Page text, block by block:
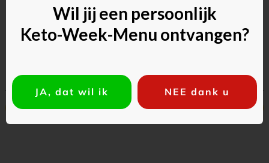
Commentaar toevoegen
Vorig Volgende
Wil jij een persoonlijk
Keto-Week-Menu ontvangen?
JA, dat wil ik NEE dank u